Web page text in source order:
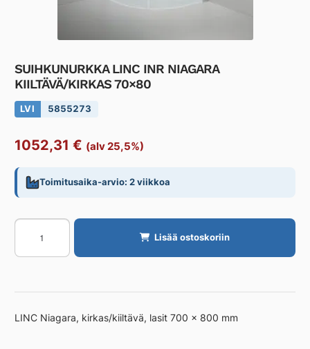
SUIHKUNURKKA LINC INR NIAGARA
KIILTÄVÄ/KIRKAS 70×80
LVI 5855273
1052,31 € (alv 25,5%)
Toimitusaika-arvio: 2 viikkoa
SUIHKUNURKKA
INR
KIILTÄVÄ/KIRKAS
määrä
Lisää ostoskoriin
LINC Niagara, kirkas/kiiltävä, lasit 700 x 800 mm